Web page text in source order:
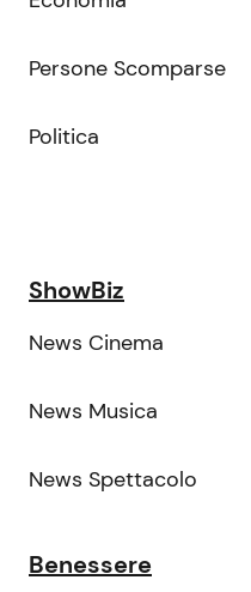
Persone Scomparse
Politica
ShowBiz
News Cinema
News Musica
News Spettacolo
Benessere